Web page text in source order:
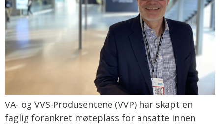
VA- og VVS-Produsentene (VVP) har skapt en
faglig forankret møteplass for ansatte innen